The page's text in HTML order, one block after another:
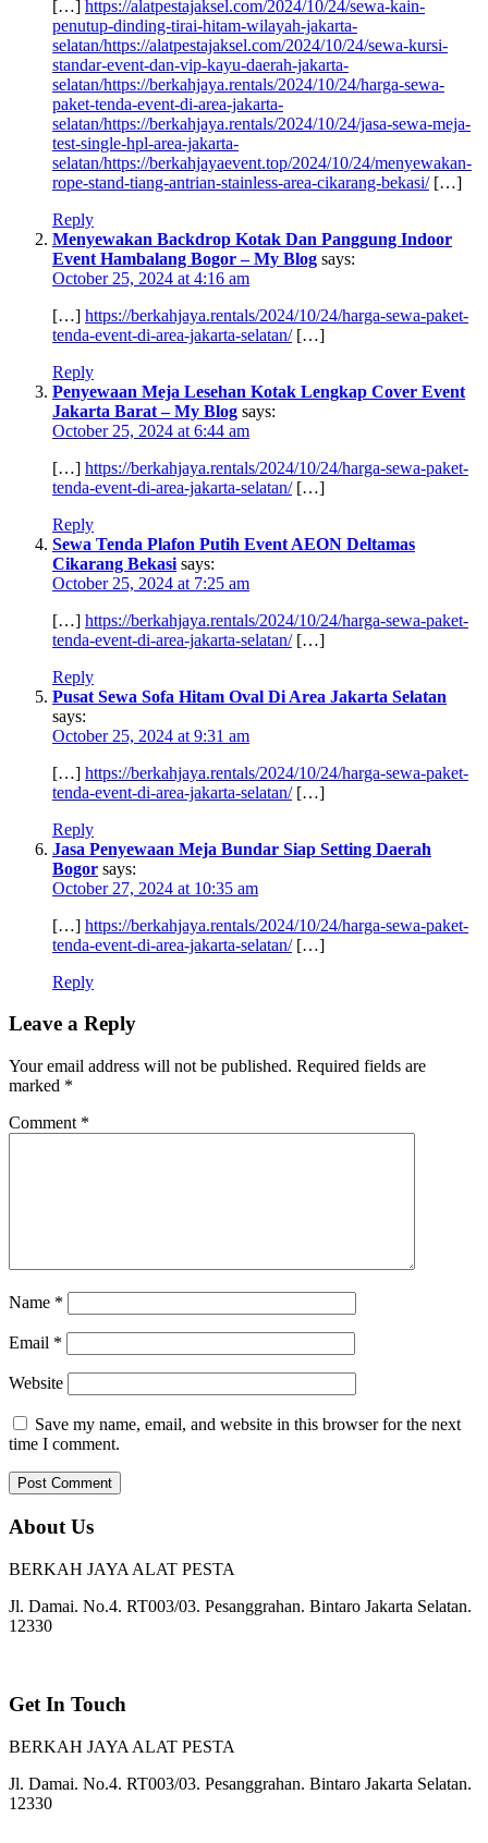
[…] https://alatpestajaksel.com/2024/10/24/sewa-kain-
penutup-dinding-tirai-hitam-wilayah-jakarta-
selatan/https://alatpestajaksel.com/2024/10/24/sewa-kursi-
standar-event-dan-vip-kayu-daerah-jakarta-
selatan/https://berkahjaya.rentals/2024/10/24/harga-sewa-
paket-tenda-event-di-area-jakarta-
selatan/https://berkahjaya.rentals/2024/10/24/jasa-sewa-meja-
test-single-hpl-area-jakarta-
selatan/https://berkahjayaevent.top/2024/10/24/menyewakan-
rope-stand-tiang-antrian-stainless-area-cikarang-bekasi/[…]
Reply
Menyewakan Backdrop Kotak Dan Panggung Indoor
Event Hambalang Bogor – My Blog says:
October 25, 2024 at 4:16 am
[…] https://berkahjaya.rentals/2024/10/24/harga-sewa-paket-
tenda-event-di-area-jakarta-selatan/[…]
Reply
Penyewaan Meja Lesehan Kotak Lengkap Cover Event
Jakarta Barat – My Blog says:
October 25, 2024 at 6:44 am
[…] https://berkahjaya.rentals/2024/10/24/harga-sewa-paket-
tenda-event-di-area-jakarta-selatan/[…]
Reply
Sewa Tenda Plafon Putih Event AEON Deltamas
Cikarang Bekasi says:
October 25, 2024 at 7:25 am
[…] https://berkahjaya.rentals/2024/10/24/harga-sewa-paket-
tenda-event-di-area-jakarta-selatan/[…]
Reply
Pusat Sewa Sofa Hitam Oval Di Area Jakarta Selatan
says:
October 25, 2024 at 9:31 am
[…] https://berkahjaya.rentals/2024/10/24/harga-sewa-paket-
tenda-event-di-area-jakarta-selatan/[…]
Reply
Jasa Penyewaan Meja Bundar Siap Setting Daerah
Bogor says:
October 27, 2024 at 10:35 am
[…] https://berkahjaya.rentals/2024/10/24/harga-sewa-paket-
tenda-event-di-area-jakarta-selatan/[…]
Reply
Leave a Reply
Your email address will not be published. Required fields are
marked *
Comment *
Name *
Email *
Website
Save my name, email, and website in this browser for the next
time I comment.
About Us
BERKAH JAYA ALAT PESTA
Jl. Damai. No.4. RT003/03. Pesanggrahan. Bintaro Jakarta Selatan.
12330
Get In Touch
BERKAH JAYA ALAT PESTA
Jl. Damai. No.4. RT003/03. Pesanggrahan. Bintaro Jakarta Selatan.
12330